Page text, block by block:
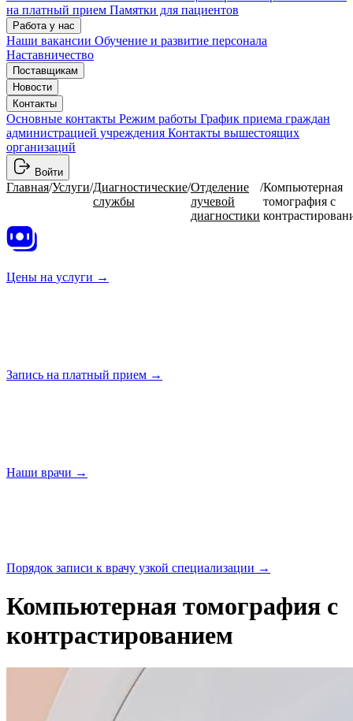
на платный прием Памятки для пациентов
Работа у нас
Наши вакансии Обучение и развитие персонала
Наставничество
Поставщикам
Новости
Контакты
Основные контакты Режим работы График приема граждан
администрацией учреждения Контакты вышестоящих
организаций
Войти
Главная/Услуги/Диагностические
службы
/Отделение
лучевой
диагностики
/Компьютерная
томография с
Цены на услуги →
Запись на платный прием →
Наши врачи →
Порядок записи к врачу узкой специализации →
Компьютерная томография с
контрастированием